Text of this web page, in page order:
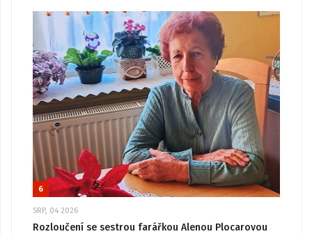
6
SRP, 04 2026
Rozloučení se sestrou farářkou Alenou Plocarovou